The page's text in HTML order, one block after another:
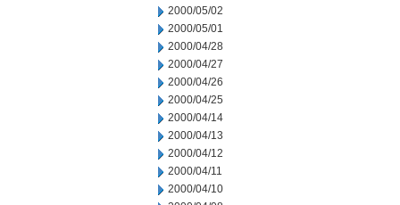
2000/05/02
2000/05/01
2000/04/28
2000/04/27
2000/04/26
2000/04/25
2000/04/14
2000/04/13
2000/04/12
2000/04/11
2000/04/10